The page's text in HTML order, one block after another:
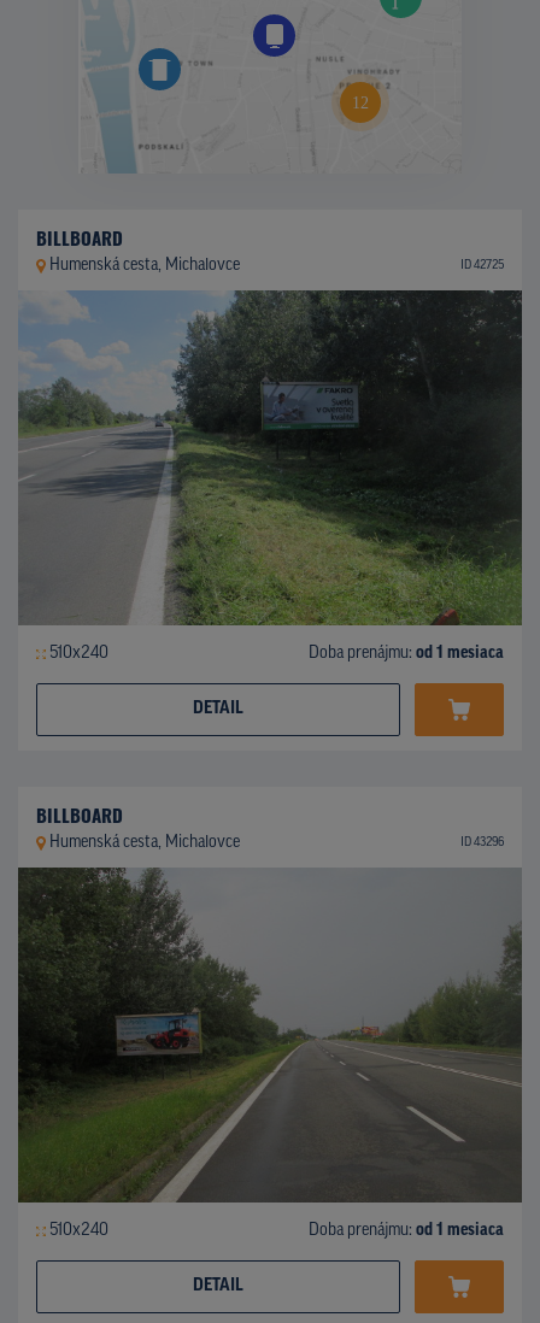
BILLBOARD
Humenská cesta, Michalovce ID 42725
510x240 Doba prenájmu: od 1 mesiaca
DETAIL
BILLBOARD
Humenská cesta, Michalovce ID 43296
510x240 Doba prenájmu: od 1 mesiaca
DETAIL